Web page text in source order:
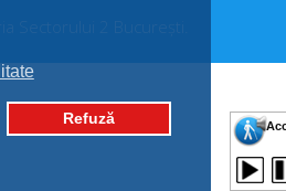
Refuză
Sectorului 2 București.